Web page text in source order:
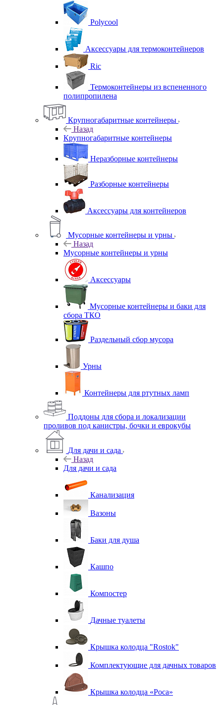
Polycool
Аксессуары для термоконтейнеров
Ric
Термоконтейнеры из вспененного
полипропилена
Крупногабаритные контейнеры
Назад
Крупногабаритные контейнеры
Неразборные контейнеры
Разборные контейнеры
Аксессуары для контейнеров
Мусорные контейнеры и урны
Назад
Мусорные контейнеры и урны
Аксессуары
Мусорные контейнеры и баки для
сбора ТКО
Раздельный сбор мусора
Урны
Контейнеры для ртутных ламп
Поддоны для сбора и локализации
проливов под канистры, бочки и еврокубы
Для дачи и сада
Назад
Для дачи и сада
Канализация
Вазоны
Баки для душа
Кашпо
Компостер
Дачные туалеты
Крышка колодца "Rostok"
Комплектующие для дачных товаров
Крышка колодца «Роса»